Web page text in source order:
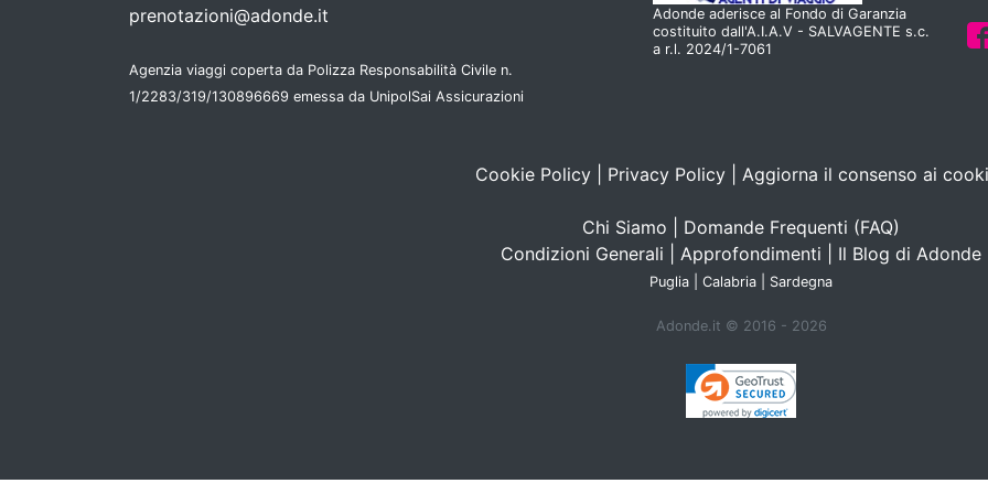
prenotazioni@adonde.it
Agenzia viaggi coperta da Polizza Responsabilità Civile n.
1/2283/319/130896669 emessa da UnipolSai Assicurazioni
Adonde aderisce al Fondo di Garanzia
costituito dall'A.I.A.V - SALVAGENTE s.c.
a r.l. 2024/1-7061
Cookie Policy| Privacy Policy| Aggiorna il consenso ai
Chi Siamo
Domande Frequenti (FAQ)
Condizioni Generali
Approfondimenti Il Blog di Adonde
Puglia Calabria Sardegna
Adonde.it © 2016 - 2026